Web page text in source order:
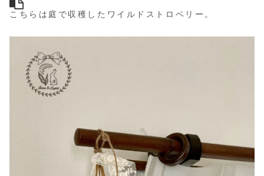
こちらは庭で収穫したワイルドストロベリー。